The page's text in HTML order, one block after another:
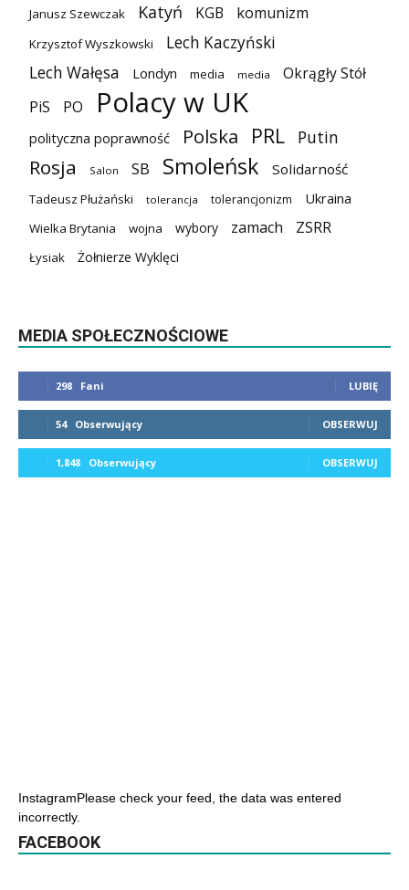
Janusz Szewczak Katyń KGB komunizm
Krzysztof Wyszkowski
Lech Kaczyński
Lech Wałęsa
Londyn media media
Okrągły Stół
PiS
PO Polacy w UK
polityczna poprawność Polska PRL Putin
Rosja Salon SB Smoleńsk Solidarność
Tadeusz Płużański tolerancja tolerancjonizm Ukraina
Wielka Brytania wojna wybory zamach ZSRR
Łysiak Żołnierze Wyklęci
MEDIA SPOŁECZNOŚCIOWE
298 Fani LUBIĘ
54 Obserwujący OBSERWUJ
1,848 Obserwujący OBSERWUJ
InstagramPlease check your feed, the data was entered
incorrectly.
FACEBOOK